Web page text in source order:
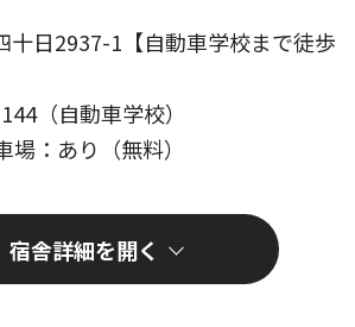
十日2937-1【自動車学校まで徒歩
（自動車学校）
：あり（無料）
宿舎詳細